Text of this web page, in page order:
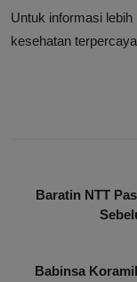
Untuk informasi
kesehatan
Baratin NTT
Babinsa